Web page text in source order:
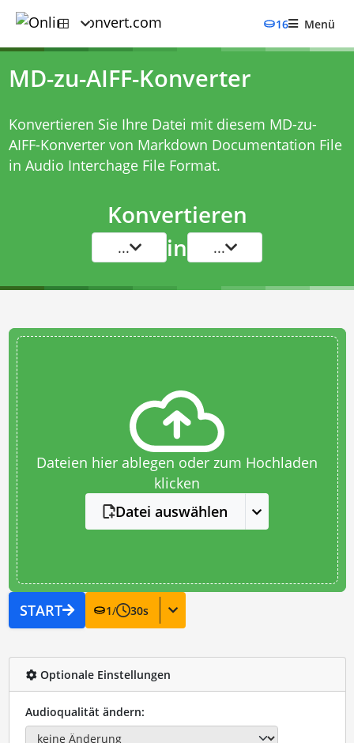
16 Menü
MD-zu-AIFF-Konverter
Konvertieren Sie Ihre Datei mit diesem MD-zu-
AIFF-Konvertervon Markdown Documentation File
in Audio Interchage File Format.
Konvertieren
... in ...
Dateien hier ablegen oder zum Hochladen
klicken
Datei auswählen
START 1/ 30s
Optionale Einstellungen
Audioqualität ändern: